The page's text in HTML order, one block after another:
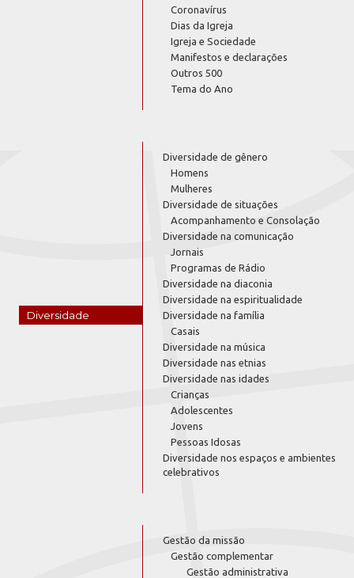
Coronavírus
Dias da Igreja
Igreja e Sociedade
Manifestos e declarações
Outros 500
Tema do Ano
Diversidade
Diversidade de gênero
Homens
Mulheres
Diversidade de situações
Acompanhamento e Consolação
Diversidade na comunicação
Jornais
Programas de Rádio
Diversidade na diaconia
Diversidade na espiritualidade
Diversidade na família
Casais
Diversidade na música
Diversidade nas etnias
Diversidade nas idades
Crianças
Adolescentes
Jovens
Pessoas Idosas
Diversidade nos espaços e ambientes
celebrativos
Gestão da missão
Gestão complementar
Gestão administrativa